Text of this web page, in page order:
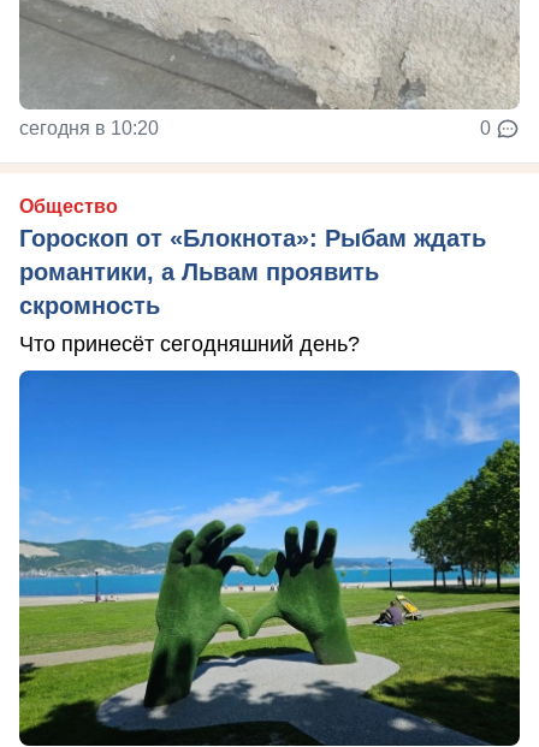
сегодня в 10:20 0
Общество
Гороскоп от «Блокнота»: Рыбам ждать
романтики, а Львам проявить
скромность
Что принесёт сегодняшний день?